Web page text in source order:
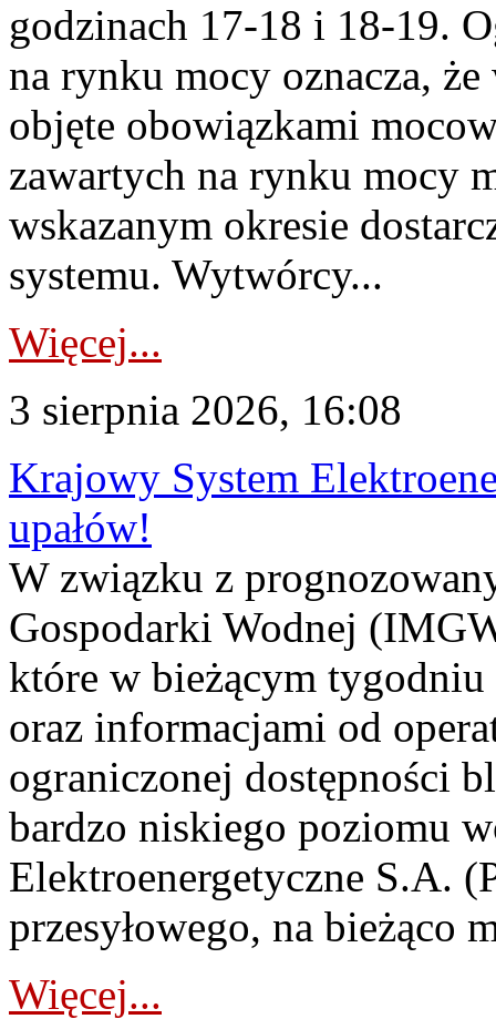
godzinach 17-18 i 18-19.
na rynku mocy oznacza,
objęte obowiązkami
zawartych na rynku mocy
wskazanym okresie
systemu. Wytwórcy...
Więcej...
3 sierpnia 2026, 16:08
Krajowy System
upałów!
W związku z
Gospodarki Wodnej
które w bieżącym tygodniu
oraz informacjami od
ograniczonej dostępności
bardzo niskiego poziomu
Elektroenergetyczne S.A.
przesyłowego, na bieżąco
Więcej...